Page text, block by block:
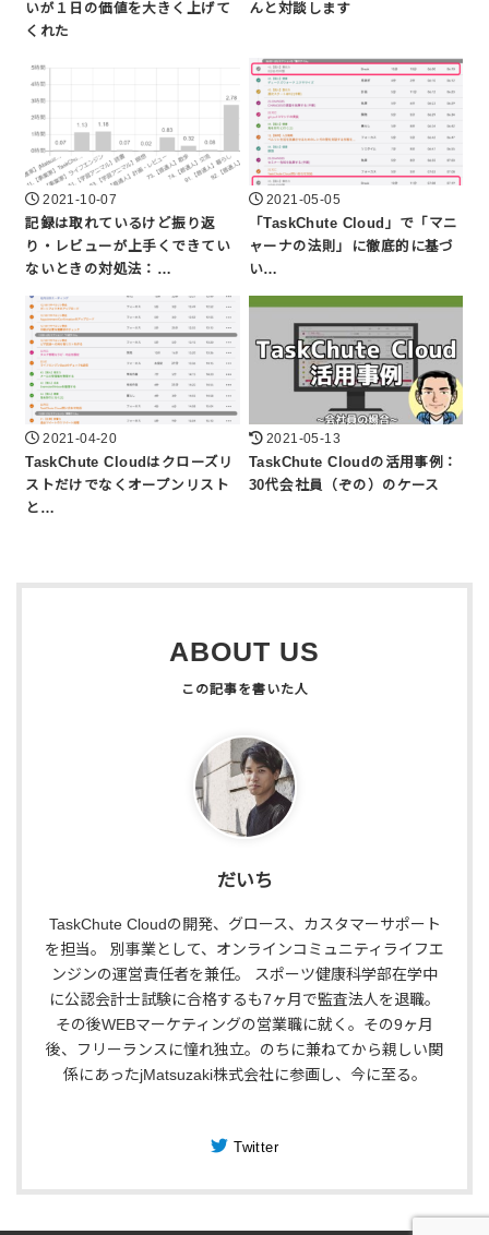
いが１日の価値を大きく上げて
くれた
んと対談します
2021-10-07
記録は取れているけど振り返
り・レビューが上手くできてい
ないときの対処法：…
2021-05-05
「TaskChute Cloud」で「マニ
ャーナの法則」に徹底的に基づ
い…
2021-04-20
TaskChute Cloudはクローズリ
ストだけでなくオープンリスト
と…
2021-05-13
TaskChute Cloudの活用事例：
30代会社員（ぞの）のケース
ABOUT US
だいち
TaskChute Cloudの開発、グロース、カスタマーサポート
を担当。 別事業として、オンラインコミュニティライフエ
ンジンの運営責任者を兼任。 スポーツ健康科学部在学中
に公認会計士試験に合格するも7ヶ月で監査法人を退職。
その後WEBマーケティングの営業職に就く。その9ヶ月
後、フリーランスに憧れ独立。のちに兼ねてから親しい関
係にあったjMatsuzaki株式会社に参画し、今に至る。
Twitter